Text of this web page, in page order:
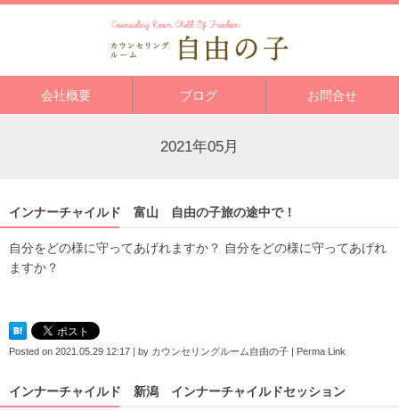
会社概要 ブログ お問合せ
2021年05月
インナーチャイルド 富山 自由の子旅の途中で！
自分をどの様に守ってあげれますか？ 自分をどの様に守ってあげれ
ますか？
Posted on 2021.05.29 12:17 | by カウンセリングルーム自由の子 | Perma Link
インナーチャイルド 新潟 インナーチャイルドセッション